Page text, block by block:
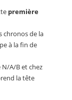
première
chronos de la
à la fin de
N/A/B et chez
la tête